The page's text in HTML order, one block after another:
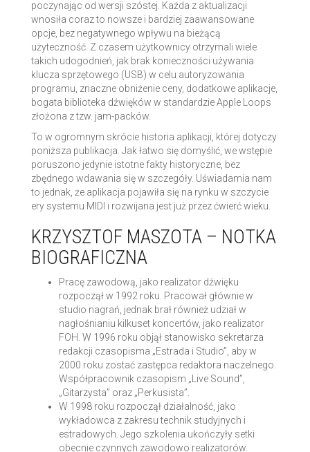
poczynając od wersji szóstej. Każda z aktualizacji
wnosiła coraz to nowsze i bardziej zaawansowane
opcje, bez negatywnego wpływu na bieżącą
użyteczność. Z czasem użytkownicy otrzymali wiele
takich udogodnień, jak brak konieczności używania
klucza sprzętowego (USB) w celu autoryzowania
programu, znaczne obniżenie ceny, dodatkowe aplikacje,
bogata biblioteka dźwięków w standardzie Apple Loops
złożona z tzw. jam-packów.
To w ogromnym skrócie historia aplikacji, której dotyczy
poniższa publikacja. Jak łatwo się domyślić, we wstępie
poruszono jedynie istotne fakty historyczne, bez
zbędnego wdawania się w szczegóły. Uświadamia nam
to jednak, że aplikacja pojawiła się na rynku w szczycie
ery systemu MIDI i rozwijana jest już przez ćwierć wieku.
KRZYSZTOF MASZOTA – NOTKA
BIOGRAFICZNA
Pracę zawodową, jako realizator dźwięku
rozpoczął w 1992 roku. Pracował głównie w
studio nagrań, jednak brał również udział w
nagłośnianiu kilkuset koncertów, jako realizator
FOH. W 1996 roku objął stanowisko sekretarza
redakcji czasopisma „Estrada i Studio”, aby w
2000 roku zostać zastępca redaktora naczelnego.
Współpracownik czasopism „Live Sound”,
„Gitarzysta” oraz „Perkusista”.
W 1998 roku rozpoczął działalność, jako
wykładowca z zakresu technik studyjnych i
estradowych. Jego szkolenia ukończyły setki
obecnie czynnych zawodowo realizatorów.